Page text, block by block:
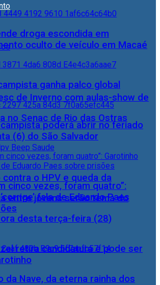
de Inverno com aulas-show de
no Senac de Rio das Ostras
contra o HPV e queda da
entre jovens serão tema do
desta terça-feira (28)
da Nave, da eterna rainha dos
droga escondida em
oculto de veículo em Macaé
ganha palco global
poderá abrir no feriado
(6) do São Salvador
cinco vezes, foram quatro”:
fala de Eduardo Paes
retira candidatura e pode ser